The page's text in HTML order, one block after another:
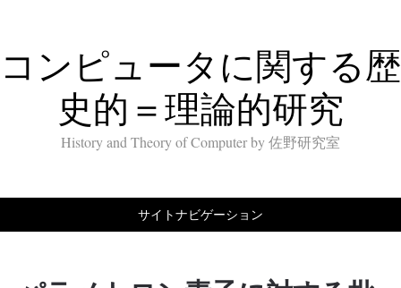
コンピュータに関する歴
史的＝理論的研究
History and Theory of Computer by 佐野研究室
サイトナビゲーション